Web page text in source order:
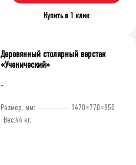
Купить в 1 клик
-
Деревянный столярный верстак
«Ученический»
Размер, мм:
1470×770×850
Вес:44 кг.